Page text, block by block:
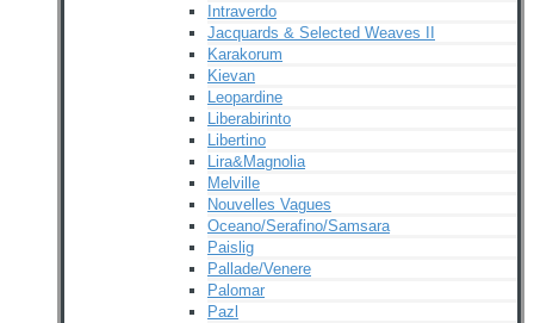
Intraverdo
Jacquards & Selected Weaves II
Karakorum
Kievan
Leopardine
Liberabirinto
Libertino
Lira&Magnolia
Melville
Nouvelles Vagues
Oceano/Serafino/Samsara
Paislig
Pallade/Venere
Palomar
Pazl